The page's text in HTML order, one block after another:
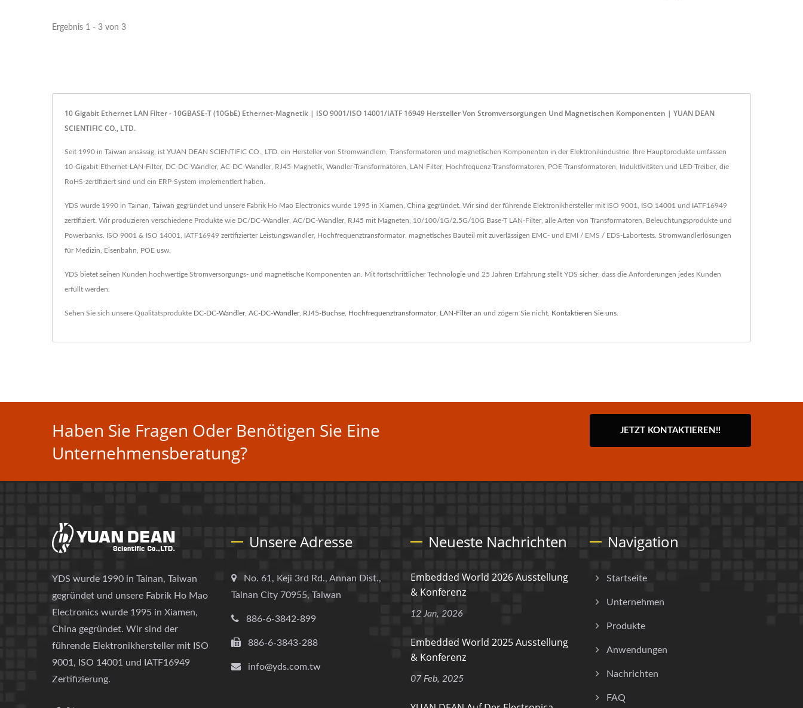
Ergebnis 1 - 3 von 3
10 Gigabit Ethernet LAN Filter - 10GBASE-T (10GbE) Ethernet-Magnetik | ISO 9001/ISO 14001/IATF 16949 Hersteller Von Stromversorgungen Und Magnetischen Komponenten | YUAN DEAN
SCIENTIFIC CO., LTD.
Seit 1990 in Taiwan ansässig, ist YUAN DEAN SCIENTIFIC CO., LTD. ein Hersteller von Stromwandlern, Transformatoren und magnetischen Komponenten in der Elektronikindustrie. Ihre Hauptprodukte umfassen
10-Gigabit-Ethernet-LAN-Filter, DC-DC-Wandler, AC-DC-Wandler, RJ45-Magnetik, Wandler-Transformatoren, LAN-Filter, Hochfrequenz-Transformatoren, POE-Transformatoren, Induktivitäten und LED-Treiber, die
RoHS-zertifiziert sind und ein ERP-System implementiert haben.
YDS wurde 1990 in Tainan, Taiwan gegründet und unsere Fabrik Ho Mao Electronics wurde 1995 in Xiamen, China gegründet. Wir sind der führende Elektronikhersteller mit ISO 9001, ISO 14001 und IATF16949
zertifiziert. Wir produzieren verschiedene Produkte wie DC/DC-Wandler, AC/DC-Wandler, RJ45 mit Magneten, 10/100/1G/2.5G/10G Base-T LAN-Filter, alle Arten von Transformatoren, Beleuchtungsprodukte und
Powerbanks. ISO 9001 & ISO 14001, IATF16949 zertifizierter Leistungswandler, Hochfrequenztransformator, magnetisches Bauteil mit zuverlässigen EMC- und EMI / EMS / EDS-Labortests. Stromwandlerlösungen
für Medizin, Eisenbahn, POE usw.
YDS bietet seinen Kunden hochwertige Stromversorgungs- und magnetische Komponenten an. Mit fortschrittlicher Technologie und 25 Jahren Erfahrung stellt YDS sicher, dass die Anforderungen jedes Kunden
erfüllt werden.
Sehen Sie sich unsere Qualitätsprodukte DC-DC-Wandler, AC-DC-Wandler, RJ45-Buchse Hochfrequenztransformator, LAN-Filteran und zögern Sie nicht, Kontaktieren Sie uns
Haben Sie Fragen Oder Benötigen Sie Eine
Unternehmensberatung?
JETZT KONTAKTIEREN!!
YDS wurde 1990 in Tainan, Taiwan
gegründet und unsere Fabrik Ho Mao
Electronics wurde 1995 in Xiamen,
China gegründet. Wir sind der
führende Elektronikhersteller mit ISO
9001, ISO 14001 und IATF16949
Zertifizierung.
Unsere Adresse
No. 61, Keji 3rd Rd., Annan Dist.,
Tainan City 70955, Taiwan
886-6-3842-899
886-6-3843-288
info@yds.com.tw
Neueste Nachrichten
Embedded World 2026 Ausstellung
& Konferenz
12 Jan, 2026
Embedded World 2025 Ausstellung
& Konferenz
07 Feb, 2025
Navigation
Startseite
Unternehmen
Produkte
Anwendungen
Nachrichten
FAQ